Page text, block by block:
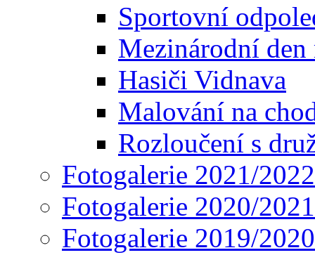
Sportovní
Mezinárodní den
Hasiči Vidnava
Malování na
Rozloučení s
Fotogalerie 2021/2022
Fotogalerie 2020/2021
Fotogalerie 2019/2020